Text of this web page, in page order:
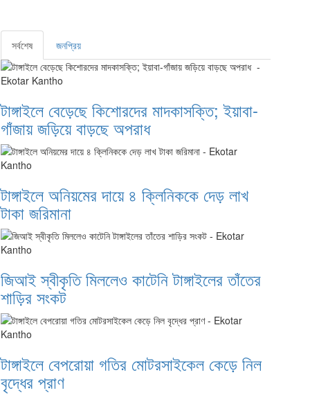
সর্বশেষ জনপ্রিয়
টাঙ্গাইলে বেড়েছে কিশোরদের মাদকাসক্তি; ইয়াবা-
গাঁজায় জড়িয়ে বাড়ছে অপরাধ
টাঙ্গাইলে অনিয়মের দায়ে ৪ ক্লিনিককে দেড় লাখ
টাকা জরিমানা
জিআই স্বীকৃতি মিললেও কাটেনি টাঙ্গাইলের তাঁতের
শাড়ির সংকট
টাঙ্গাইলে বেপরোয়া গতির মোটরসাইকেল কেড়ে নিল
বৃদ্ধের প্রাণ